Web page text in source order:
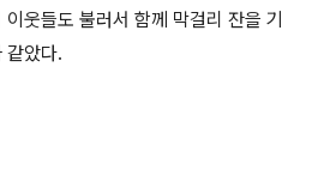
웃들도 불러서 함께 막걸리 잔을 기
같았다.